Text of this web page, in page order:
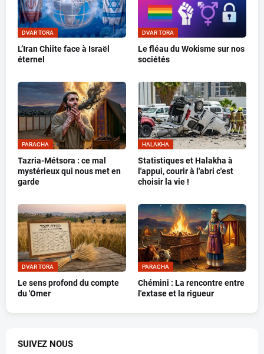
DVAR TORA
L’Iran Chiite face à Israël
éternel
DVAR TORA
Le fléau du Wokisme sur nos
sociétés
PARACHA
Tazria-Métsora : ce mal
mystérieux qui nous met en
garde
HALAKHA
Statistiques et Halakha à
l'appui, courir à l'abri c'est
choisir la vie !
DVAR TORA
Le sens profond du compte
du 'Omer
PARACHA
Chémini : La rencontre entre
l'extase et la rigueur
SUIVEZ NOUS